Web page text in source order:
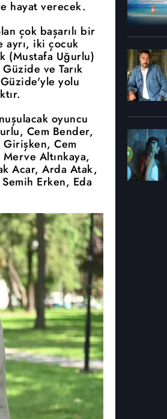
hayat verecek.
çok başarılı bir
ayrı, iki çocuk
(Mustafa Uğurlu)
ve Tarık
yolu
oyuncu
Cem Bender,
Girişken, Cem
Altınkaya,
Acar, Arda Atak,
Erken, Eda